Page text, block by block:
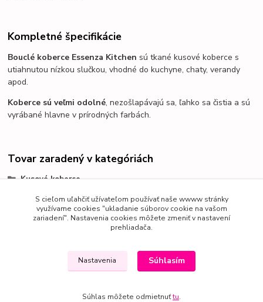
Kompletné špecifikácie
Bouclé koberce Essenza Kitchen sú tkané kusové koberce s
utiahnutou nízkou slučkou, vhodné do kuchyne, chaty, verandy
apod.
Koberce sú veľmi odolné, nezošlapávajú sa, ľahko sa čistia a sú
vyrábané hlavne v prírodných farbách.
Tovar zaradený v kategóriách
Kusové koberce
Bouclé koberce
S cieľom uľahčiť užívateľom používať naše wwww stránky
využívame cookies "ukladanie súborov cookie na vašom
zariadení". Nastavenia cookies môžete zmeniť v nastavení
prehliadača.
Nastavenia Súhlasím
Súhlas môžete odmietnuťtu.